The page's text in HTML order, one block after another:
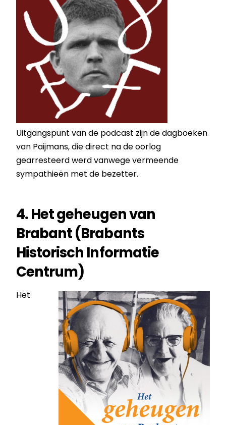
Uitgangspunt van de podcast zijn de dagboeken
van Paijmans, die direct na de oorlog
gearresteerd werd vanwege vermeende
sympathieën met de bezetter.
4. Het geheugen van
Brabant (Brabants
Historisch Informatie
Centrum)
Het